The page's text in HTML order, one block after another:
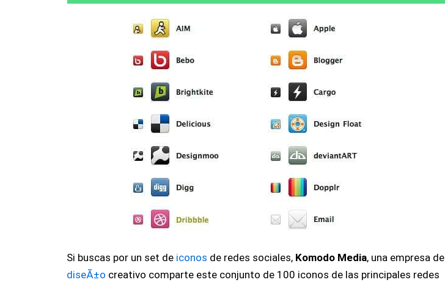
Si buscas por un set de iconos de redes sociales, Komodo Media, una empresa de
diseÃ±o creativo comparte este conjunto de 100 iconos de las principales redes